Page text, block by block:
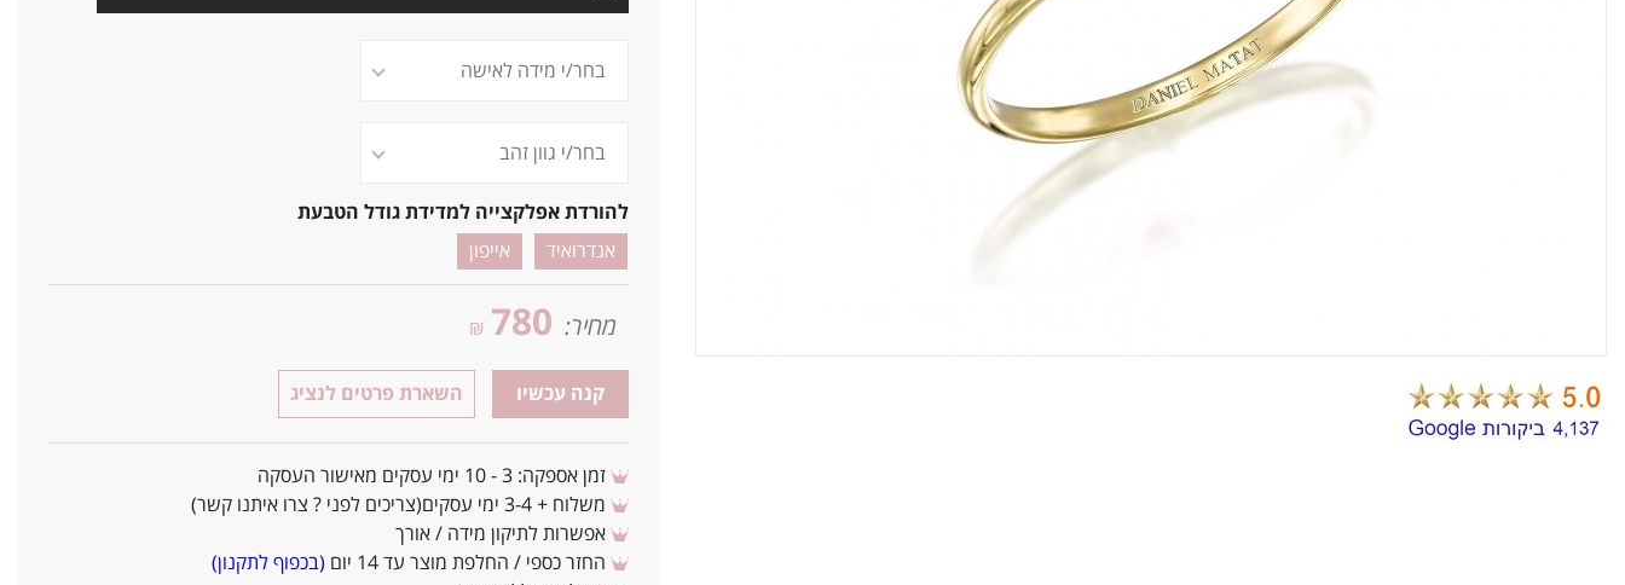
להורדת אפלקצייה למדידת גודל הטבעת
אנדרואיד
אייפון
מחיר: 780
₪
קנה עכשיו השארת פרטים לנציג
זמן אספקה: 3 - 10 ימי עסקים מאישור העסקה
משלוח + 3-4 ימי עסקים(צריכים לפני ? צרו איתנו קשר)
אפשרות לתיקון מידה / אורך
החזר כספי / החלפת מוצר עד 14 יום
(בכפוף לתקנון)